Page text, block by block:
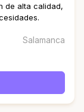
de alta calidad,
Salamanca